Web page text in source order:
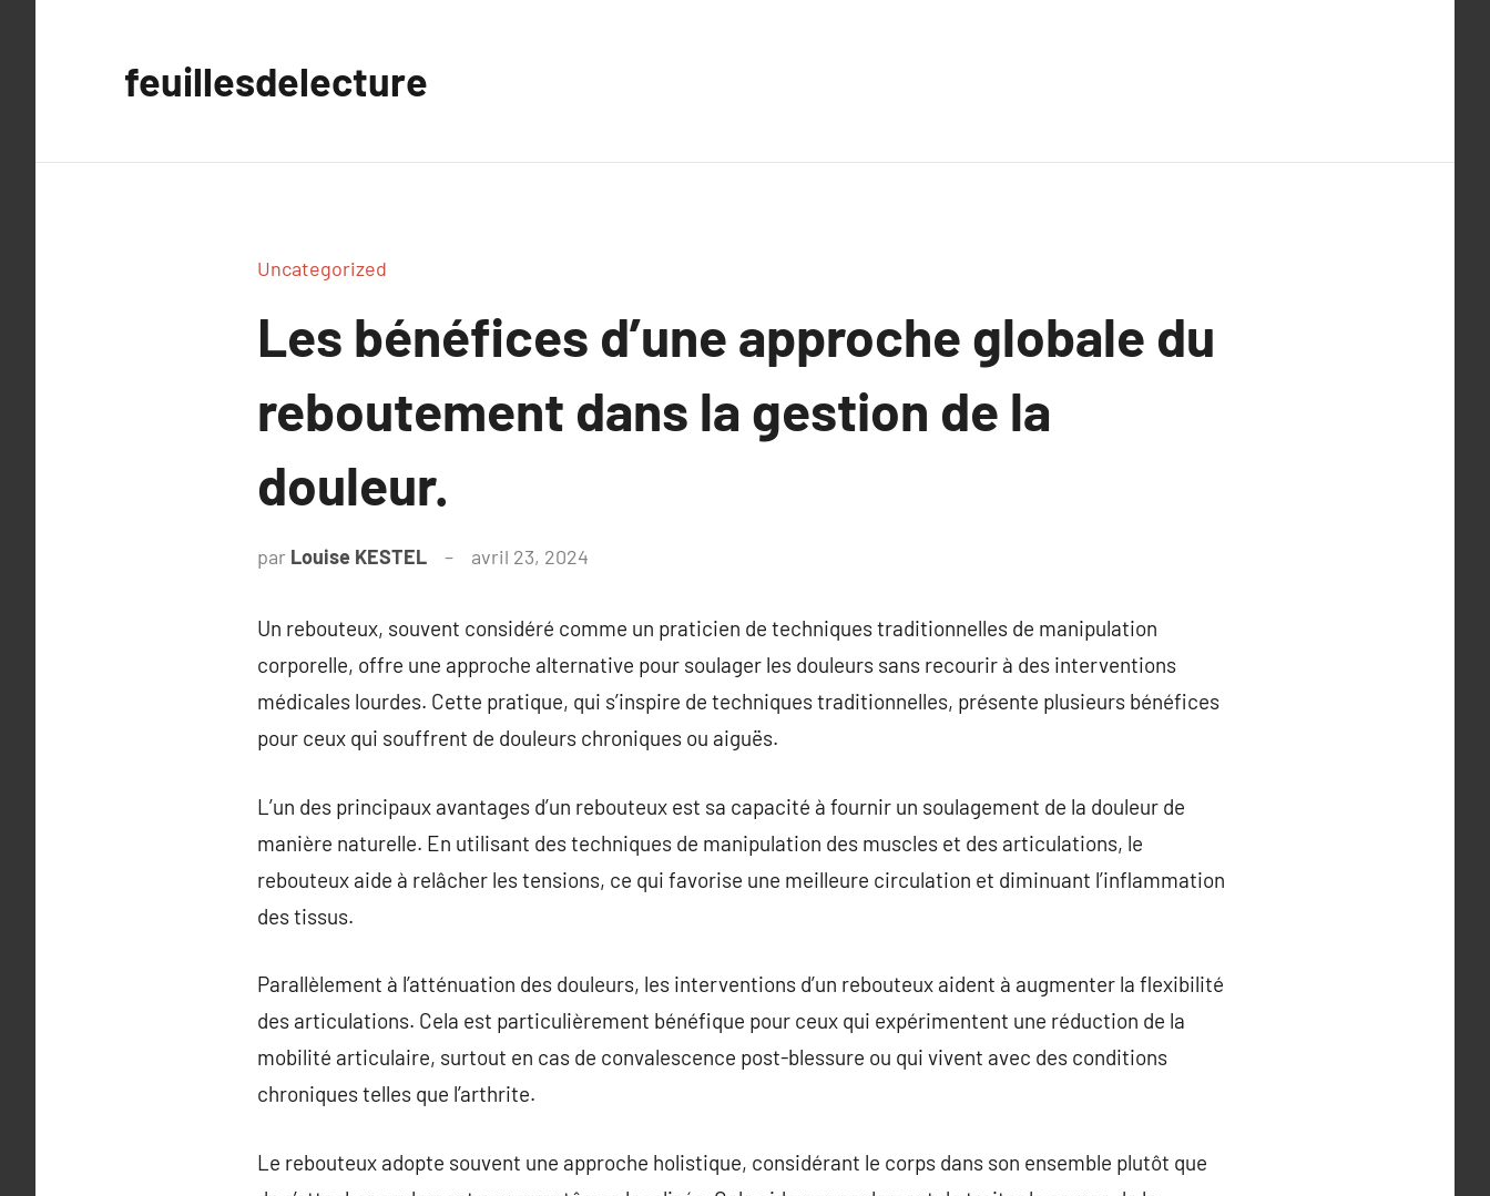
feuillesdelecture
Uncategorized
Les bénéfices d’une approche globale du
reboutement dans la gestion de la
douleur.
par Louise KESTEL avril 23, 2024
Un rebouteux, souvent considéré comme un praticien de techniques traditionnelles de manipulation
corporelle, offre une approche alternative pour soulager les douleurs sans recourir à des interventions
médicales lourdes. Cette pratique, qui s’inspire de techniques traditionnelles, présente plusieurs bénéfices
pour ceux qui souffrent de douleurs chroniques ou aiguës.
L’un des principaux avantages d’un rebouteux est sa capacité à fournir un soulagement de la douleur de
manière naturelle. En utilisant des techniques de manipulation des muscles et des articulations, le
rebouteux aide à relâcher les tensions, ce qui favorise une meilleure circulation et diminuant l’inflammation
des tissus.
Parallèlement à l’atténuation des douleurs, les interventions d’un rebouteux aident à augmenter la flexibilité
des articulations. Cela est particulièrement bénéfique pour ceux qui expérimentent une réduction de la
mobilité articulaire, surtout en cas de convalescence post-blessure ou qui vivent avec des conditions
chroniques telles que l’arthrite.
Le rebouteux adopte souvent une approche holistique, considérant le corps dans son ensemble plutôt que